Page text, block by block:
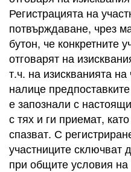
Регистрацията на
потвърждаване, чрез
бутон, че конкретните
отговарят на
т.ч. на изискванията
налице
е запознали с
с тях и ги приемат,
спазват. С
участниците сключват
при общите условия